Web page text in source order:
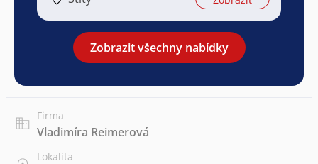
Zobrazit všechny nabídky
Firma
Vladimíra Reimerová
Lokalita